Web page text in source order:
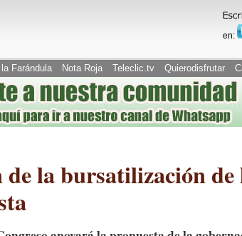
en:
Farándula Nota Roja Teleclic.tv Quierodisfrutar
la bursatilización de